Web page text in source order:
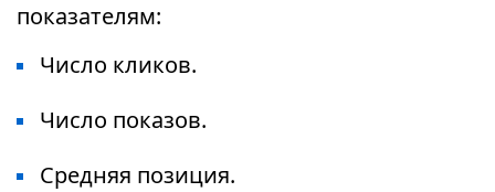
показателям:
Число кликов.
Число показов.
Средняя позиция.